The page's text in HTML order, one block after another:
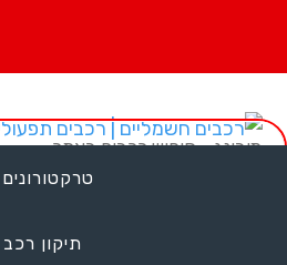
טרקטורונים
תיקון